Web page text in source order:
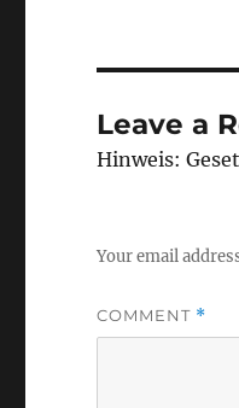
Leave a
Hinweis:
Your email
COMMENT *